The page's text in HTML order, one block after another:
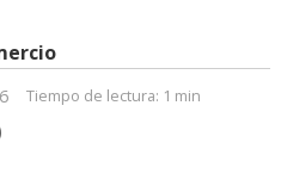
Tiempo de lectura: 1 min